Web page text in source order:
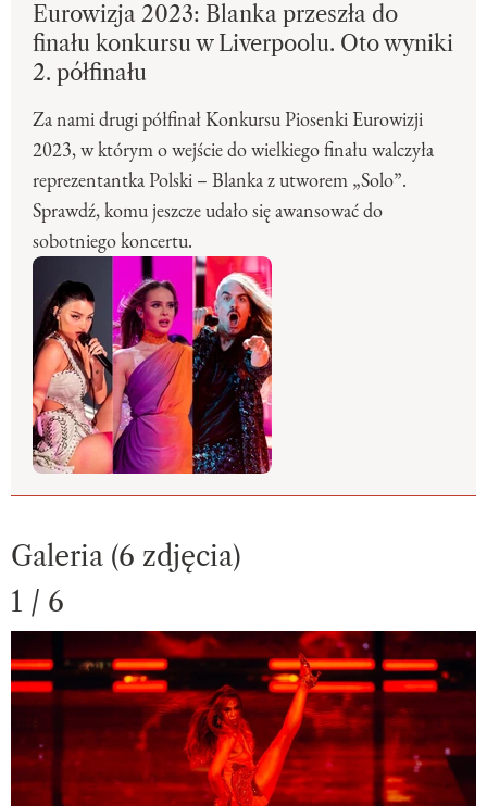
Eurowizja 2023: Blanka przeszła do
finału konkursu w Liverpoolu. Oto wyniki
2. półfinału
Za nami drugi półfinał Konkursu Piosenki Eurowizji
2023, w którym o wejście do wielkiego finału walczyła
reprezentantka Polski – Blanka z utworem „Solo”.
Sprawdź, komu jeszcze udało się awansować do
sobotniego koncertu.
Galeria (6 zdjęcia)
1 / 6